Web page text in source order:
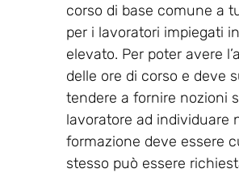
corso di base comune a
per i lavoratori impiegati
elevato. Per poter avere
delle ore di corso e deve
tendere a fornire nozioni
lavoratore ad individuare
formazione deve essere
stesso può essere